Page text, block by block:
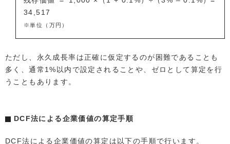
34,517
※単位（万円）
ただし、永久成長率は正確に仮定するのが困難であることも
多く、通常1%以内で設定されることや、ゼロとして算定を行
うこともあります。
DCF法による企業価値の算定手順
DCF法による企業価値の算定は以下の手順で行います。